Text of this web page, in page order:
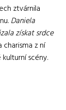
ztvárnila
Daniela
získat srdce
charisma z ní
scény.